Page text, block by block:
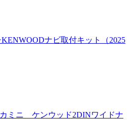
ナビ取付キット（2025
ミニ ケンウッド2DINワイドナ